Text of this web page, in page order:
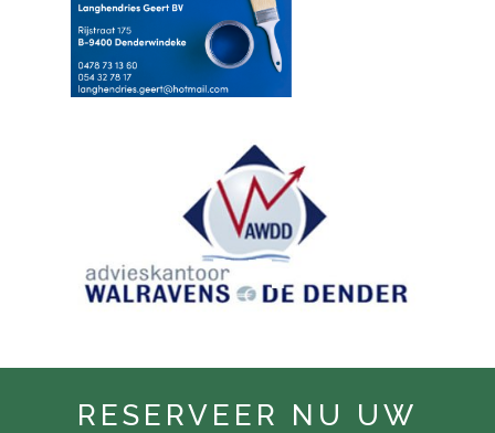
RESERVEER NU UW